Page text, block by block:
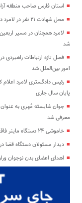
استان فارس صاحب منطقه
محل شهادت ۲۱ نفر در لامرد در مسیر ثبت ملی قرار گرفت
لامرد همچنان در مسیر
شد
فصل تازه ارتباطات راهبردی
امور بین‌الملل شد
رئیس دادگستری لامرد
پایان سال جاری
جوان شایسته مُهری به
معرفی شد
خاموشی ۲۴ دستگاه ماینر فاقد مجوز در لامرد
دیدار مسئولان دستگاه قضا
اهدای اعضای بدن نوجوان